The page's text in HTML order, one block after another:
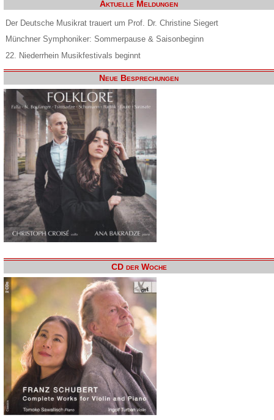
Aktuelle Meldungen
Der Deutsche Musikrat trauert um Prof. Dr. Christine Siegert
Münchner Symphoniker: Sommerpause & Saisonbeginn
22. Niederrhein Musikfestivals beginnt
Neue Besprechungen
CD der Woche